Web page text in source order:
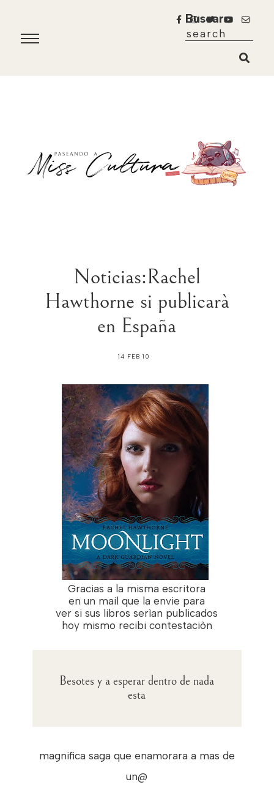
Buscar
Noticias:Rachel
Hawthorne si publicarà
en España
14 FEB 10
Gracias a la misma escritora
en un mail que la envie para
ver si sus libros serìan publicados
hoy mismo recibi contestaciòn
Besotes y a esperar dentro de nada
esta
magnifica saga que enamorara a mas de
un@